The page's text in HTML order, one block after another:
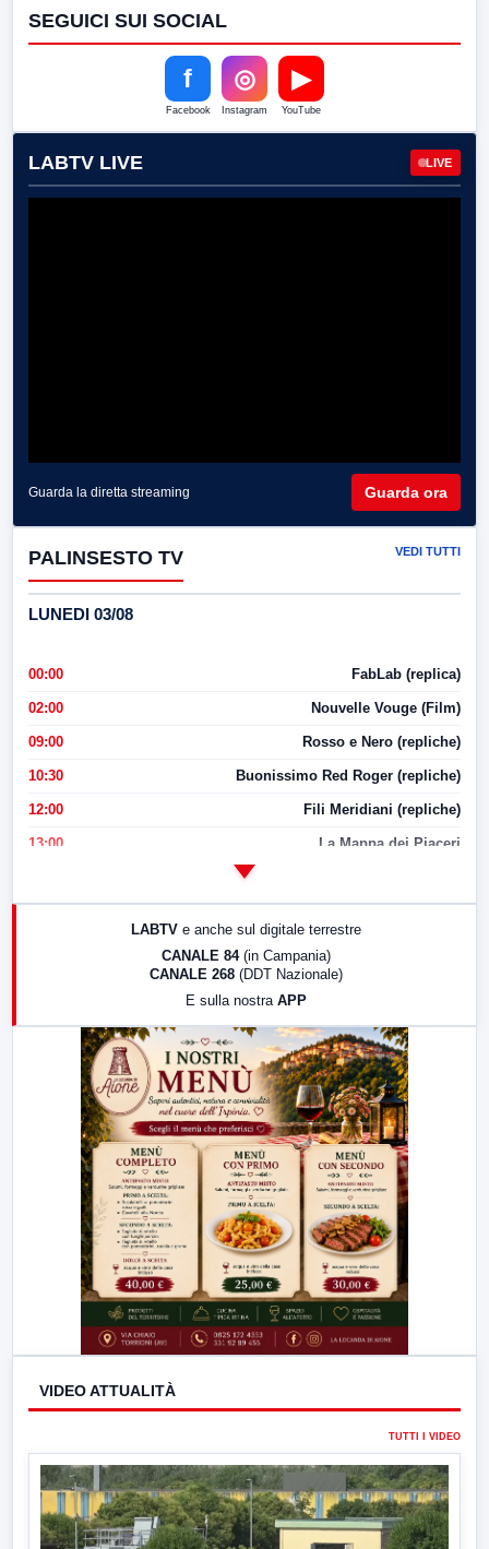
SEGUICI SUI SOCIAL
f
Facebook
◎
Instagram
▶
YouTube
LABTV LIVE LIVE
Guarda la diretta streaming Guarda ora
PALINSESTO TV VEDI TUTTI
LUNEDI 03/08
00:00 FabLab (replica)
02:00 Nouvelle Vouge (Film)
09:00 Rosso e Nero (repliche)
10:30 Buonissimo Red Roger (repliche)
12:00 Fili Meridiani (repliche)
13:00 La Mappa dei Piaceri
LabNews (replica)
LABTV e anche sul digitale terrestre
CANALE 84 (in Campania)
CANALE 268 (DDT Nazionale)
E sulla nostra APP
VIDEO ATTUALITÀ
TUTTI I VIDEO